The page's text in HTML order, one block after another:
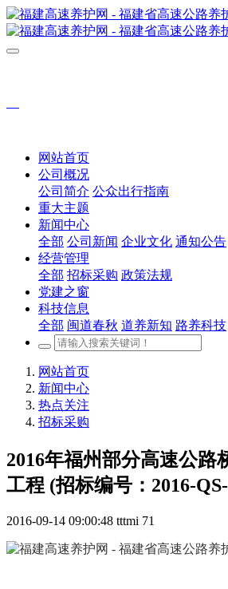
网站首页
公司概况
公司简介 公众出行指南
重大主题
新闻中心
全部 公司新闻 企业文化 通知公告
经营管理
全部 招标采购 政策法规
党建之窗
科技信息
全部 闽道春秋 道养新知 路养科技
网站首页
新闻中心
热点关注
招标采购
2016年福州部分高速公路
工程 (招标编号：2016-
2016-09-14 09:00:48 tttmi 71